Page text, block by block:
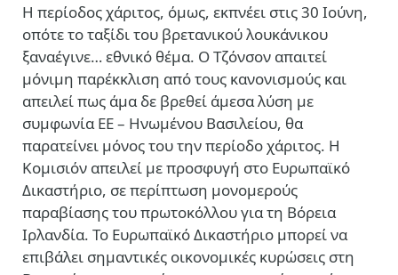
Η περίοδος χάριτος, όμως, εκπνέει στις 30 Ιούνη,
οπότε το ταξίδι του βρετανικού λουκάνικου
ξαναέγινε… εθνικό θέμα. Ο Τζόνσον απαιτεί
μόνιμη παρέκκλιση από τους κανονισμούς και
απειλεί πως άμα δε βρεθεί άμεσα λύση με
συμφωνία ΕΕ – Ηνωμένου Βασιλείου, θα
παρατείνει μόνος του την περίοδο χάριτος. Η
Κομισιόν απειλεί με προσφυγή στο Ευρωπαϊκό
Δικαστήριο, σε περίπτωση μονομερούς
παραβίασης του πρωτοκόλλου για τη Βόρεια
Ιρλανδία. Το Ευρωπαϊκό Δικαστήριο μπορεί να
επιβάλει σημαντικές οικονομικές κυρώσεις στη